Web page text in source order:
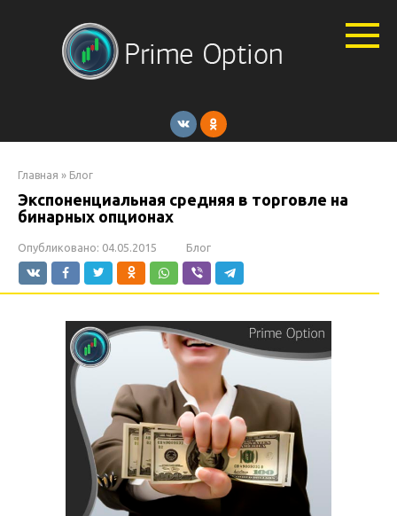
Главная » Блог
Экспоненциальная средняя в торговле на
бинарных опционах
Опубликовано: 04.05.2015 Блог